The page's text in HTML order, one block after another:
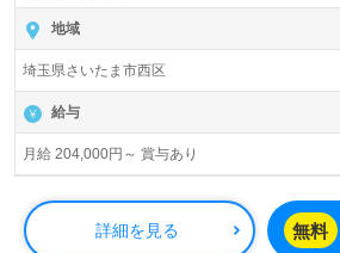
地域
埼玉県さいたま市西区
給与
月給 204,000円～ 賞与あり
詳細を見る 無料